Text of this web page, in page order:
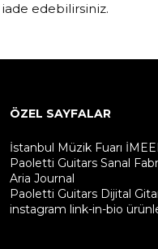
iade edebilirsiniz.
ÖZEL SAYFALAR
İstanbul Müzik Fuarı
Paoletti Guitars Sanal
Aria Journal
Paoletti Guitars Dijital
instagram link-in-bio